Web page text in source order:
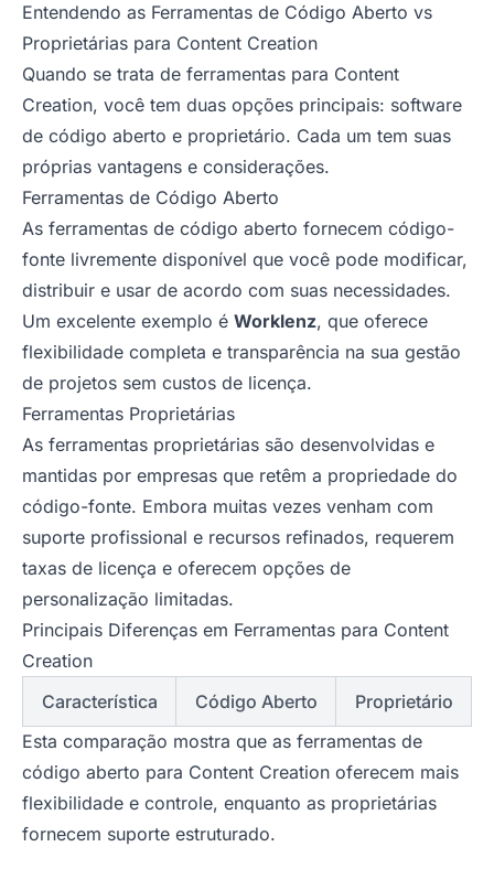
Entendendo as Ferramentas de Código Aberto vs
Proprietárias para Content Creation
Quando se trata de ferramentas para Content
Creation, você tem duas opções principais: software
de código aberto e proprietário. Cada um tem suas
próprias vantagens e considerações.
Ferramentas de Código Aberto
As ferramentas de código aberto fornecem código-
fonte livremente disponível que você pode modificar,
distribuir e usar de acordo com suas necessidades.
Um excelente exemplo é Worklenz, que oferece
flexibilidade completa e transparência na sua gestão
de projetos sem custos de licença.
Ferramentas Proprietárias
As ferramentas proprietárias são desenvolvidas e
mantidas por empresas que retêm a propriedade do
código-fonte. Embora muitas vezes venham com
suporte profissional e recursos refinados, requerem
taxas de licença e oferecem opções de
personalização limitadas.
Principais Diferenças em Ferramentas para Content
Creation
Característica
Código Aberto
Proprietário
Esta comparação mostra que as ferramentas de
código aberto para Content Creation oferecem mais
flexibilidade e controle, enquanto as proprietárias
fornecem suporte estruturado.